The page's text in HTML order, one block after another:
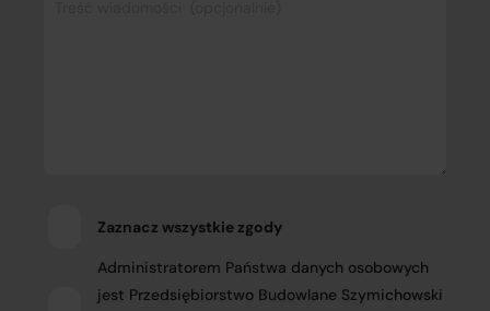
Zaznacz wszystkie zgody
Administratorem Państwa danych osobowych
jest Przedsiębiorstwo Budowlane Szymichowski